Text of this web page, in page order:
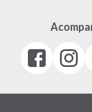
Facebook
(link
em
Instagram
(link
em